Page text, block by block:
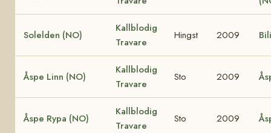
Solelden (NO)
Kallblodig
Travare
Hingst 2009
Åspe Linn (NO)
Kallblodig
Travare
Sto 2009
Åspe Rypa (NO)
Kallblodig
Travare
Sto 2009